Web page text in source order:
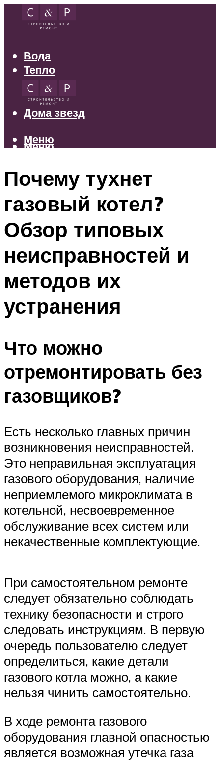
Вода
Тепло
Электрика
Свет
Дома звезд
Меню
Меню
Почему тухнет
газовый котел?
Обзор типовых
неисправностей и
методов их
устранения
Что можно
отремонтировать без
газовщиков?
Есть несколько главных причин
возникновения неисправностей.
Это неправильная эксплуатация
газового оборудования, наличие
неприемлемого микроклимата в
котельной, несвоевременное
обслуживание всех систем или
некачественные комплектующие.
При самостоятельном ремонте
следует обязательно соблюдать
технику безопасности и строго
следовать инструкциям. В первую
очередь пользователю следует
определиться, какие детали
газового котла можно, а какие
нельзя чинить самостоятельно.
В ходе ремонта газового
оборудования главной опасностью
является возможная утечка газа